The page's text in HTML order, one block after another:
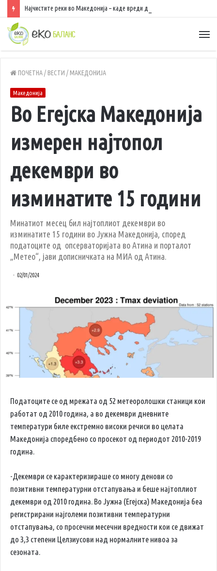
ПОЧЕТНА/ ВЕСТИ / МАКЕДОНИЈА
Македонија
Во Егејска Македонија
измерен најтопол
декември во
изминатите 15 години
Минатиот месец бил најтоплиот декември во
изминатите 15 години во Јужна Македонија, според
податоците од опсерваторијата во Атина и порталот
„Метео“, јави дописничката на МИА од Атина.
02/01/2024
Податоците се од мрежата од 52 метеоролошки станици кои
работат од 2010 година, а во декември дневните
температури биле екстремно високи речиси во целата
Македонија споредбено со просекот од периодот 2010-2019
година.
-Декември се карактеризираше со многу денови со
позитивни температурни отстапувања и беше најтоплиот
декември од 2010 година. Во Јужна (Егејска) Македонија беа
регистрирани најголеми позитивни температурни
отстапувања, со просечни месечни вредности кои се движат
до 3,3 степени Целзиусови над нормалните нивоа за
сезоната.